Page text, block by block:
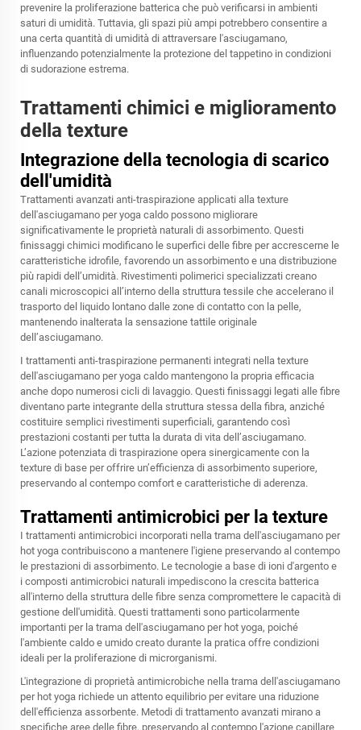
prevenire la proliferazione batterica che può verificarsi in ambienti
saturi di umidità. Tuttavia, gli spazi più ampi potrebbero consentire a
una certa quantità di umidità di attraversare l'asciugamano,
influenzando potenzialmente la protezione del tappetino in condizioni
di sudorazione estrema.
Trattamenti chimici e miglioramento
della texture
Integrazione della tecnologia di scarico
dell'umidità
Trattamenti avanzati anti-traspirazione applicati alla texture
dell'asciugamano per yoga caldo possono migliorare
significativamente le proprietà naturali di assorbimento. Questi
finissaggi chimici modificano le superfici delle fibre per accrescerne le
caratteristiche idrofile, favorendo un assorbimento e una distribuzione
più rapidi dell’umidità. Rivestimenti polimerici specializzati creano
canali microscopici all’interno della struttura tessile che accelerano il
trasporto del liquido lontano dalle zone di contatto con la pelle,
mantenendo inalterata la sensazione tattile originale
dell’asciugamano.
I trattamenti anti-traspirazione permanenti integrati nella texture
dell'asciugamano per yoga caldo mantengono la propria efficacia
anche dopo numerosi cicli di lavaggio. Questi finissaggi legati alle fibre
diventano parte integrante della struttura stessa della fibra, anziché
costituire semplici rivestimenti superficiali, garantendo così
prestazioni costanti per tutta la durata di vita dell’asciugamano.
L’azione potenziata di traspirazione opera sinergicamente con la
texture di base per offrire un’efficienza di assorbimento superiore,
preservando al contempo comfort e caratteristiche di aderenza.
Trattamenti antimicrobici per la texture
I trattamenti antimicrobici incorporati nella trama dell'asciugamano per
hot yoga contribuiscono a mantenere l'igiene preservando al contempo
le prestazioni di assorbimento. Le tecnologie a base di ioni d'argento e
i composti antimicrobici naturali impediscono la crescita batterica
all'interno della struttura delle fibre senza compromettere le capacità di
gestione dell'umidità. Questi trattamenti sono particolarmente
importanti per la trama dell'asciugamano per hot yoga, poiché
l'ambiente caldo e umido creato durante la pratica offre condizioni
ideali per la proliferazione di microrganismi.
L'integrazione di proprietà antimicrobiche nella trama dell'asciugamano
per hot yoga richiede un attento equilibrio per evitare una riduzione
dell'efficienza assorbente. Metodi di trattamento avanzati mirano a
specifiche aree delle fibre, preservando al contempo l'azione capillare